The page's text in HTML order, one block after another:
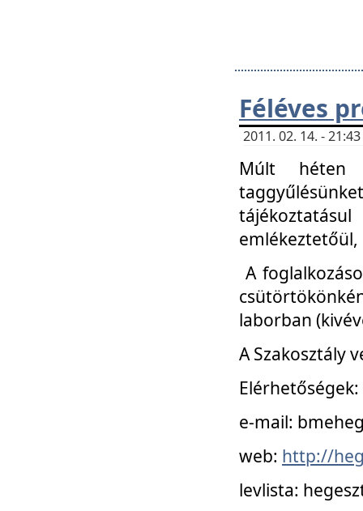
Féléves
2011. 02. 14. -
Múlt héten
emlékeztetőül,
A
laborban
A Szakosztály
Elérhetőségek:
e-mail:
web: http://
levlista: